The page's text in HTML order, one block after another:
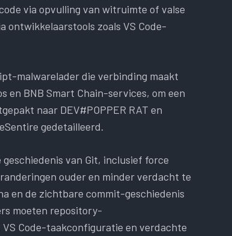
via opvulling van witruimte of valse
zoals VS Code-
malwarelader die verbinding maakt
BNB Smart Chain-services, om een
naar DEV#POPPER RAT en
gedetailleerd.
van Git, inclusief force
ouder en minder verdacht te
en de zichtbare commit-geschiedenis
moeten repository-
Code-taakconfiguratie en verdachte